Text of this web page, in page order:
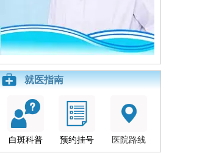
就医指南
白斑科普 预约挂号 医院路线